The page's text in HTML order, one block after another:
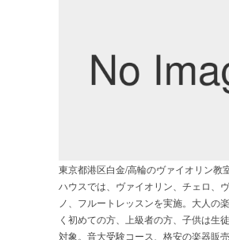
東京都港区白金/高輪のヴァイオリン教
ハウスでは、ヴァイオリン、チェロ、
ノ、フルートレッスンを実施。大人の
く初めての方、上級者の方、子供は生
対象。音大受験コース、格安の楽器販